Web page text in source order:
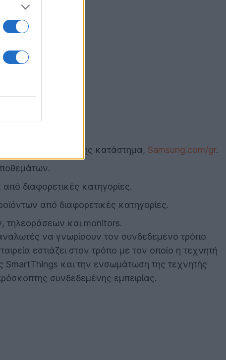
ηλεκτρονικό της κατάστημα, Samsung.com/gr.
διαφορετικές κατηγορίες.
από διαφορετικές κατηγορίες.
τηλεοράσεων και monitors.
να γνωρίσουν τον συνδεδεμένο τρόπο
εστιάζει στον τρόπο με τον οποίο η τεχνητή
SmartThings και την ενσωμάτωση της τεχνητής
συνδεδεμένης εμπειρίας.